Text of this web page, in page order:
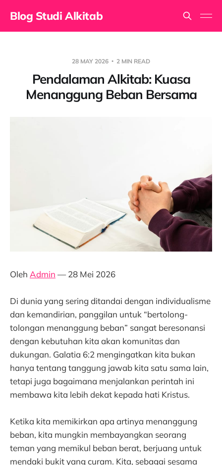
Blog Studi Alkitab
28 MAY 2026 2 MIN READ
Pendalaman Alkitab: Kuasa
Menanggung Beban Bersama
Oleh Admin — 28 Mei 2026
Di dunia yang sering ditandai dengan individualisme
dan kemandirian, panggilan untuk “bertolong-
tolongan menanggung beban” sangat beresonansi
dengan kebutuhan kita akan komunitas dan
dukungan. Galatia 6:2 mengingatkan kita bukan
hanya tentang tanggung jawab kita satu sama lain,
tetapi juga bagaimana menjalankan perintah ini
membawa kita lebih dekat kepada hati Kristus.
Ketika kita memikirkan apa artinya menanggung
beban, kita mungkin membayangkan seorang
teman yang memikul beban berat, berjuang untuk
mendaki bukit yang curam. Kita, sebagai sesama